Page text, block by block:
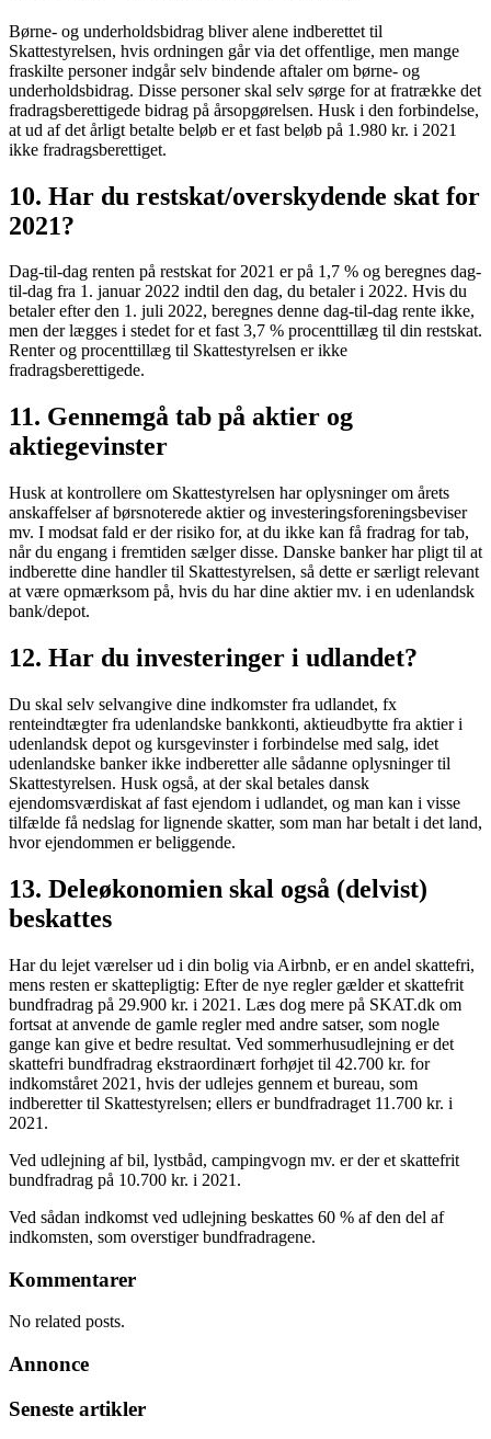
Børne- og underholdsbidrag bliver alene indberettet til
Skattestyrelsen, hvis ordningen går via det offentlige, men mange
fraskilte personer indgår selv bindende aftaler om børne- og
underholdsbidrag. Disse personer skal selv sørge for at fratrække det
fradragsberettigede bidrag på årsopgørelsen. Husk i den forbindelse,
at ud af det årligt betalte beløb er et fast beløb på 1.980 kr. i 2021
ikke fradragsberettiget.
10. Har du restskat/overskydende skat for
2021?
Dag-til-dag renten på restskat for 2021 er på 1,7 % og beregnes dag-
til-dag fra 1. januar 2022 indtil den dag, du betaler i 2022. Hvis du
betaler efter den 1. juli 2022, beregnes denne dag-til-dag rente ikke,
men der lægges i stedet for et fast 3,7 % procenttillæg til din restskat.
Renter og procenttillæg til Skattestyrelsen er ikke
fradragsberettigede.
11. Gennemgå tab på aktier og
aktiegevinster
Husk at kontrollere om Skattestyrelsen har oplysninger om årets
anskaffelser af børsnoterede aktier og investeringsforeningsbeviser
mv. I modsat fald er der risiko for, at du ikke kan få fradrag for tab,
når du engang i fremtiden sælger disse. Danske banker har pligt til at
indberette dine handler til Skattestyrelsen, så dette er særligt relevant
at være opmærksom på, hvis du har dine aktier mv. i en udenlandsk
bank/depot.
12. Har du investeringer i udlandet?
Du skal selv selvangive dine indkomster fra udlandet, fx
renteindtægter fra udenlandske bankkonti, aktieudbytte fra aktier i
udenlandsk depot og kursgevinster i forbindelse med salg, idet
udenlandske banker ikke indberetter alle sådanne oplysninger til
Skattestyrelsen. Husk også, at der skal betales dansk
ejendomsværdiskat af fast ejendom i udlandet, og man kan i visse
tilfælde få nedslag for lignende skatter, som man har betalt i det land,
hvor ejendommen er beliggende.
13. Deleøkonomien skal også (delvist)
beskattes
Har du lejet værelser ud i din bolig via Airbnb, er en andel skattefri,
mens resten er skattepligtig: Efter de nye regler gælder et skattefrit
bundfradrag på 29.900 kr. i 2021. Læs dog mere på SKAT.dk om
fortsat at anvende de gamle regler med andre satser, som nogle
gange kan give et bedre resultat. Ved sommerhusudlejning er det
skattefri bundfradrag ekstraordinært forhøjet til 42.700 kr. for
indkomståret 2021, hvis der udlejes gennem et bureau, som
indberetter til Skattestyrelsen; ellers er bundfradraget 11.700 kr. i
2021.
Ved udlejning af bil, lystbåd, campingvogn mv. er der et skattefrit
bundfradrag på 10.700 kr. i 2021.
Ved sådan indkomst ved udlejning beskattes 60 % af den del af
indkomsten, som overstiger bundfradragene.
Kommentarer
No related posts.
Annonce
Seneste artikler